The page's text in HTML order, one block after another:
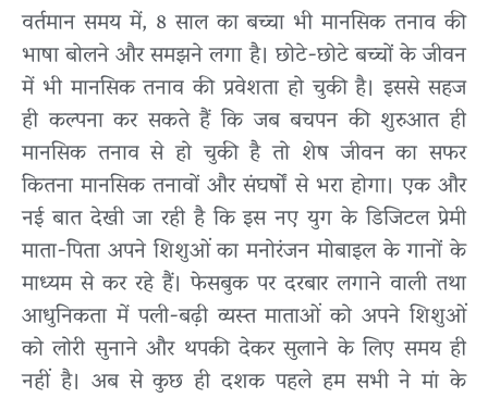
वर्तमान समय में, 8 साल का बच्चा भी मानसिक तनाव की
भाषा बोलने और समझने लगा है। छोटे-छोटे बच्चों के जीवन
में भी मानसिक तनाव की प्रवेशता हो चुकी है। इससे सहज
ही कल्पना कर सकते हैं कि जब बचपन की शुरुआत ही
मानसिक तनाव से हो चुकी है तो शेष जीवन का सफर
कितना मानसिक तनावों और संघर्षों से भरा होगा। एक और
नई बात देखी जा रही है कि इस नए युग के डिजिटल प्रेमी
माता-पिता अपने शिशुओं का मनोरंजन मोबाइल के गानों के
माध्यम से कर रहे हैं। फेसबुक पर दरबार लगाने वाली तथा
आधुनिकता में पली-बढ़ी व्यस्त माताओं को अपने शिशुओं
को लोरी सुनाने और थपकी देकर सुलाने के लिए समय ही
नहीं है। अब से कुछ ही दशक पहले हम सभी ने मां के